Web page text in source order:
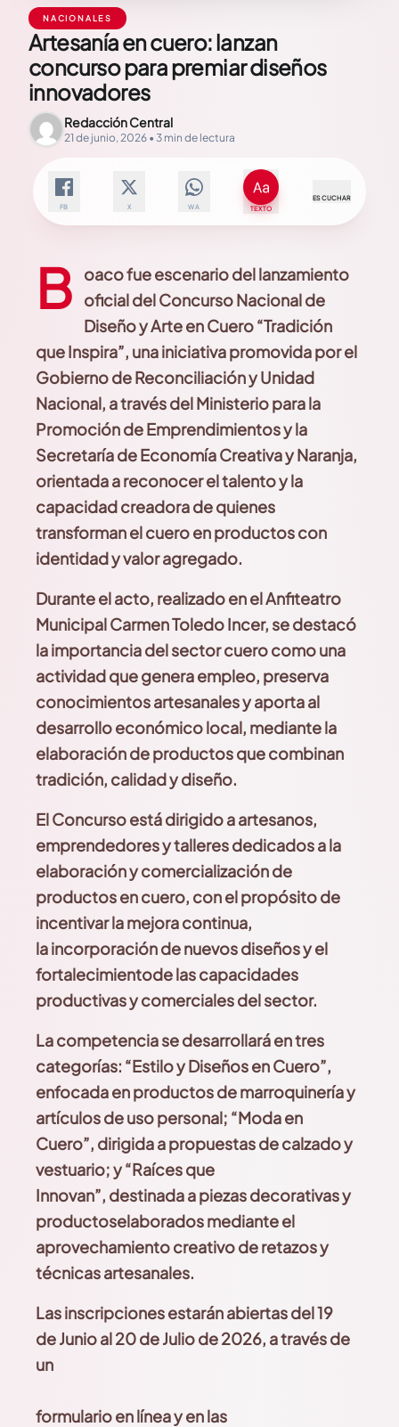
NACIONALES
Artesanía en cuero: lanzan
concurso para premiar diseños
innovadores
Redacción Central
21 de junio, 2026 • 3 min de lectura
FB X WA TEXTO
ESCUCHAR
B
oaco fue escenario del lanzamiento
oficial del Concurso Nacional de
Diseño y Arte en Cuero “Tradición
que Inspira”, una iniciativa promovida por el
Gobierno deReconciliación y Unidad
Nacional, a través del Ministerio parala
Promoción de Emprendimientos y la
Secretaríade Economía Creativa y Naranja,
orientada a reconocer el talento y la
capacidad creadora de quienes
transforman el cuero en productos con
identidad y valor agregado.
Durante el acto, realizado en el Anfiteatro
Municipal Carmen Toledo Incer, se destacó
laimportancia del sector cuero como una
actividadque genera empleo, preserva
conocimientosartesanales y aporta al
desarrollo económicolocal, mediante la
elaboración de productosque combinan
tradición, calidad y diseño.
ElConcurso está dirigido a artesanos,
emprendedoresytalleresdedicadosa la
elaboracióny comercialización de
productos en cuero, con el propósito de
incentivar la mejora continua,
laincorporación de nuevos diseños y el
fortalecimientode las capacidades
productivas y comerciales del sector.
La competencia se desarrollará en tres
categorías: “Estilo y Diseños en Cuero”,
enfocada en productos de marroquinería y
artículos de usopersonal; “Moda en
Cuero”, dirigida a propuestasde calzado y
vestuario; y “Raíces que
Innovan”, destinada a piezas decorativas y
productoselaborados mediante el
aprovechamiento creativode retazos y
técnicas artesanales.
Las inscripciones estarán abiertas del 19
deJunio al 20 deJulio de 2026, a través de
un
formulario en línea y en las